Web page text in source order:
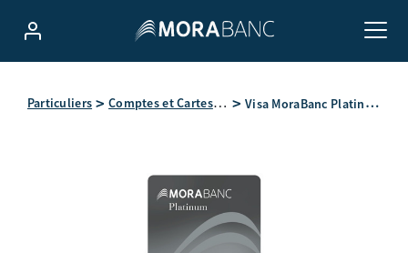
Particuliers Comptes et Cartes bancaires Visa MoraBanc Platinum